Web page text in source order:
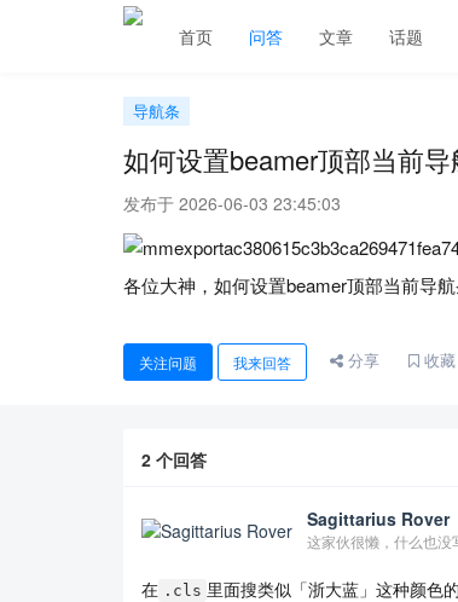
首页 问答 文章 话题
导航条
如何设置beamer顶部当前
发布于 2026-06-03 23:45:03
各位大神，如何设置beamer顶部当前导
关注问题 我来回答 分享 收藏
2 个回答
Sagittarius Rover
这家伙很懒，什么也没
在 .cls 里面搜类似「浙大蓝」这种颜色